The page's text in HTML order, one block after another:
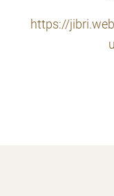
https://